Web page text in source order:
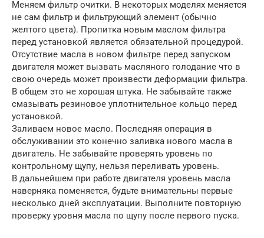
Меняем фильтр очитки. В некоторых моделях меняется
не сам фильтр и фильтрующий элемент (обычно
желтого цвета). Пропитка новым маслом фильтра
перед установкой является обязательной процедурой.
Отсутствие масла в новом фильтре перед запуском
двигателя может вызвать масляного голодание что в
свою очередь может произвести деформации фильтра.
В общем это не хорошая штука. Не забывайте также
смазывать резиновое уплотнительное кольцо перед
установкой.
Заливаем новое масло. Последняя операция в
обслуживании это конечно заливка нового масла в
двигатель. Не забывайте проверять уровень по
контрольному щупу, нельзя переливать уровень.
В дальнейшем при работе двигателя уровень масла
наверняка поменяется, будьте внимательны первые
несколько дней эксплуатации. Выполните повторную
проверку уровня масла по щупу после первого пуска.